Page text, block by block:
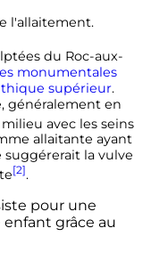
l'allaitement.
du Roc-aux-
monumentales
supérieur.
généralement en
avec les seins
allaitante ayant
la vulve
[2].
pour une
grâce au